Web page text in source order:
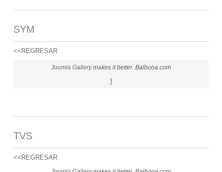
SYM
<<REGRESAR
Joomla Gallerymakes it better. Balbooa.com
}
TVS
<<REGRESAR